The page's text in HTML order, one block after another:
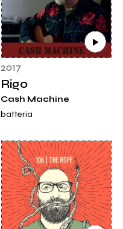
2017
Rigo
Cash Machine
batteria